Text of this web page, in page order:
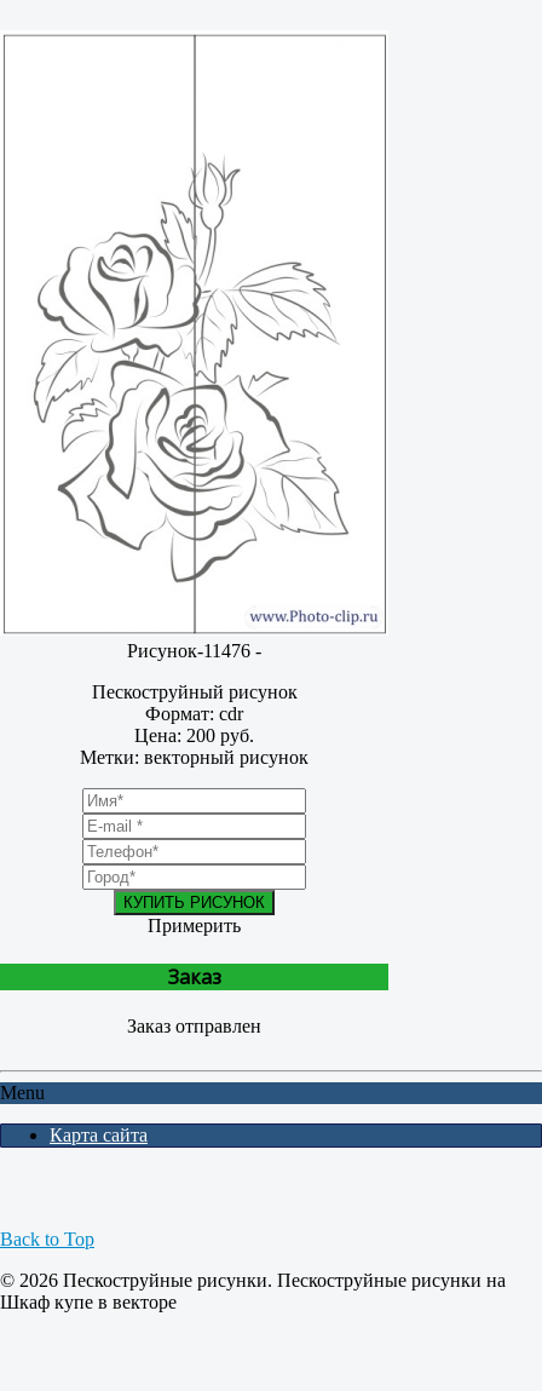
Рисунок-11476 -
Пескоструйный рисунок
Формат: cdr
Цена: 200 руб.
Метки: векторный рисунок
КУПИТЬ РИСУНОК
Примерить
Заказ
Заказ отправлен
Menu
Карта сайта
Back to Top
© 2026 Пескоструйные рисунки. Пескоструйные рисунки на
Шкаф купе в векторе